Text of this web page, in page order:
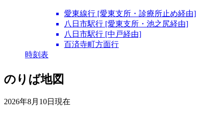
愛東線行 [愛東支所・診療所止め経由]
八日市駅行 [愛東支所・池之尻経由]
八日市駅行 [中戸経由]
百済寺町方面行
時刻表
のりば地図
2026年8月10日 現在